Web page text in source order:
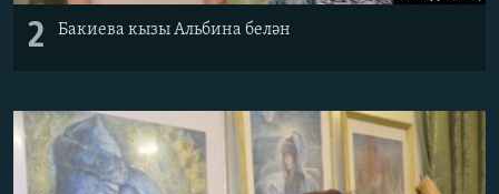
2 Бакиева кызы Альбина белән